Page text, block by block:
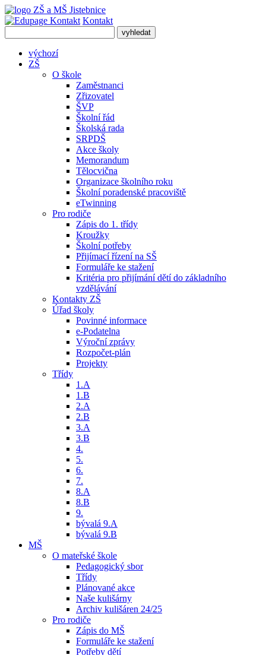
Kontakt Kontakt
výchozí
ZŠ
O škole
Zaměstnanci
Zřizovatel
ŠVP
Školní řád
Školská rada
SRPDŠ
Akce školy
Memorandum
Tělocvična
Organizace školního roku
Školní poradenské pracoviště
eTwinning
Pro rodiče
Zápis do 1. třídy
Kroužky
Školní potřeby
Přijímací řízení na SŠ
Formuláře ke stažení
Kritéria pro přijímání dětí do základního
vzdělávání
Kontakty ZŠ
Úřad školy
Povinné informace
e-Podatelna
Výroční zprávy
Rozpočet-plán
Projekty
Třídy
1.A
1.B
2.A
2.B
3.A
3.B
4.
5.
6.
7.
8.A
8.B
9.
bývalá 9.A
bývalá 9.B
MŠ
O mateřské škole
Pedagogický sbor
Třídy
Plánované akce
Naše kulišárny
Archiv kulišáren 24/25
Pro rodiče
Zápis do MŠ
Formuláře ke stažení
Potřeby dětí